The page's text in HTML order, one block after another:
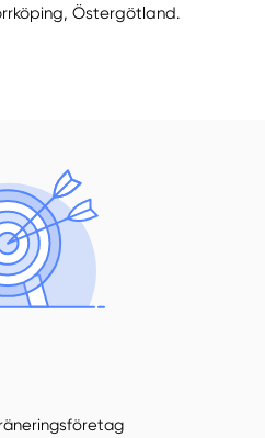
Östergötland.